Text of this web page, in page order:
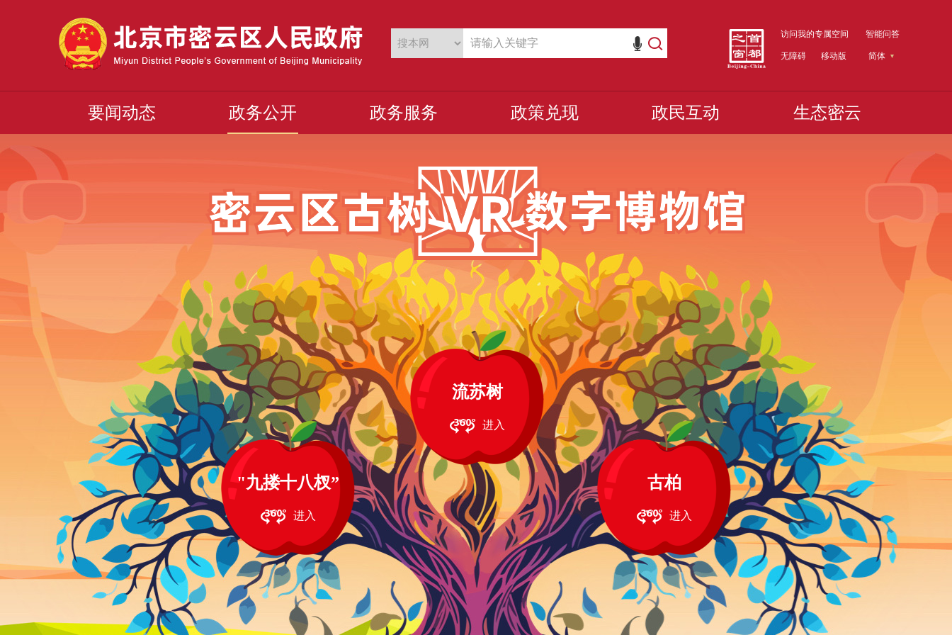
访问我的专属空间 智能问答
无障碍 移动版 简体
要闻动态 政务公开 政务服务 政策兑现 政民互动 生态密云
"九搂十八杈”
进入
古柏
进入
流苏树
进入